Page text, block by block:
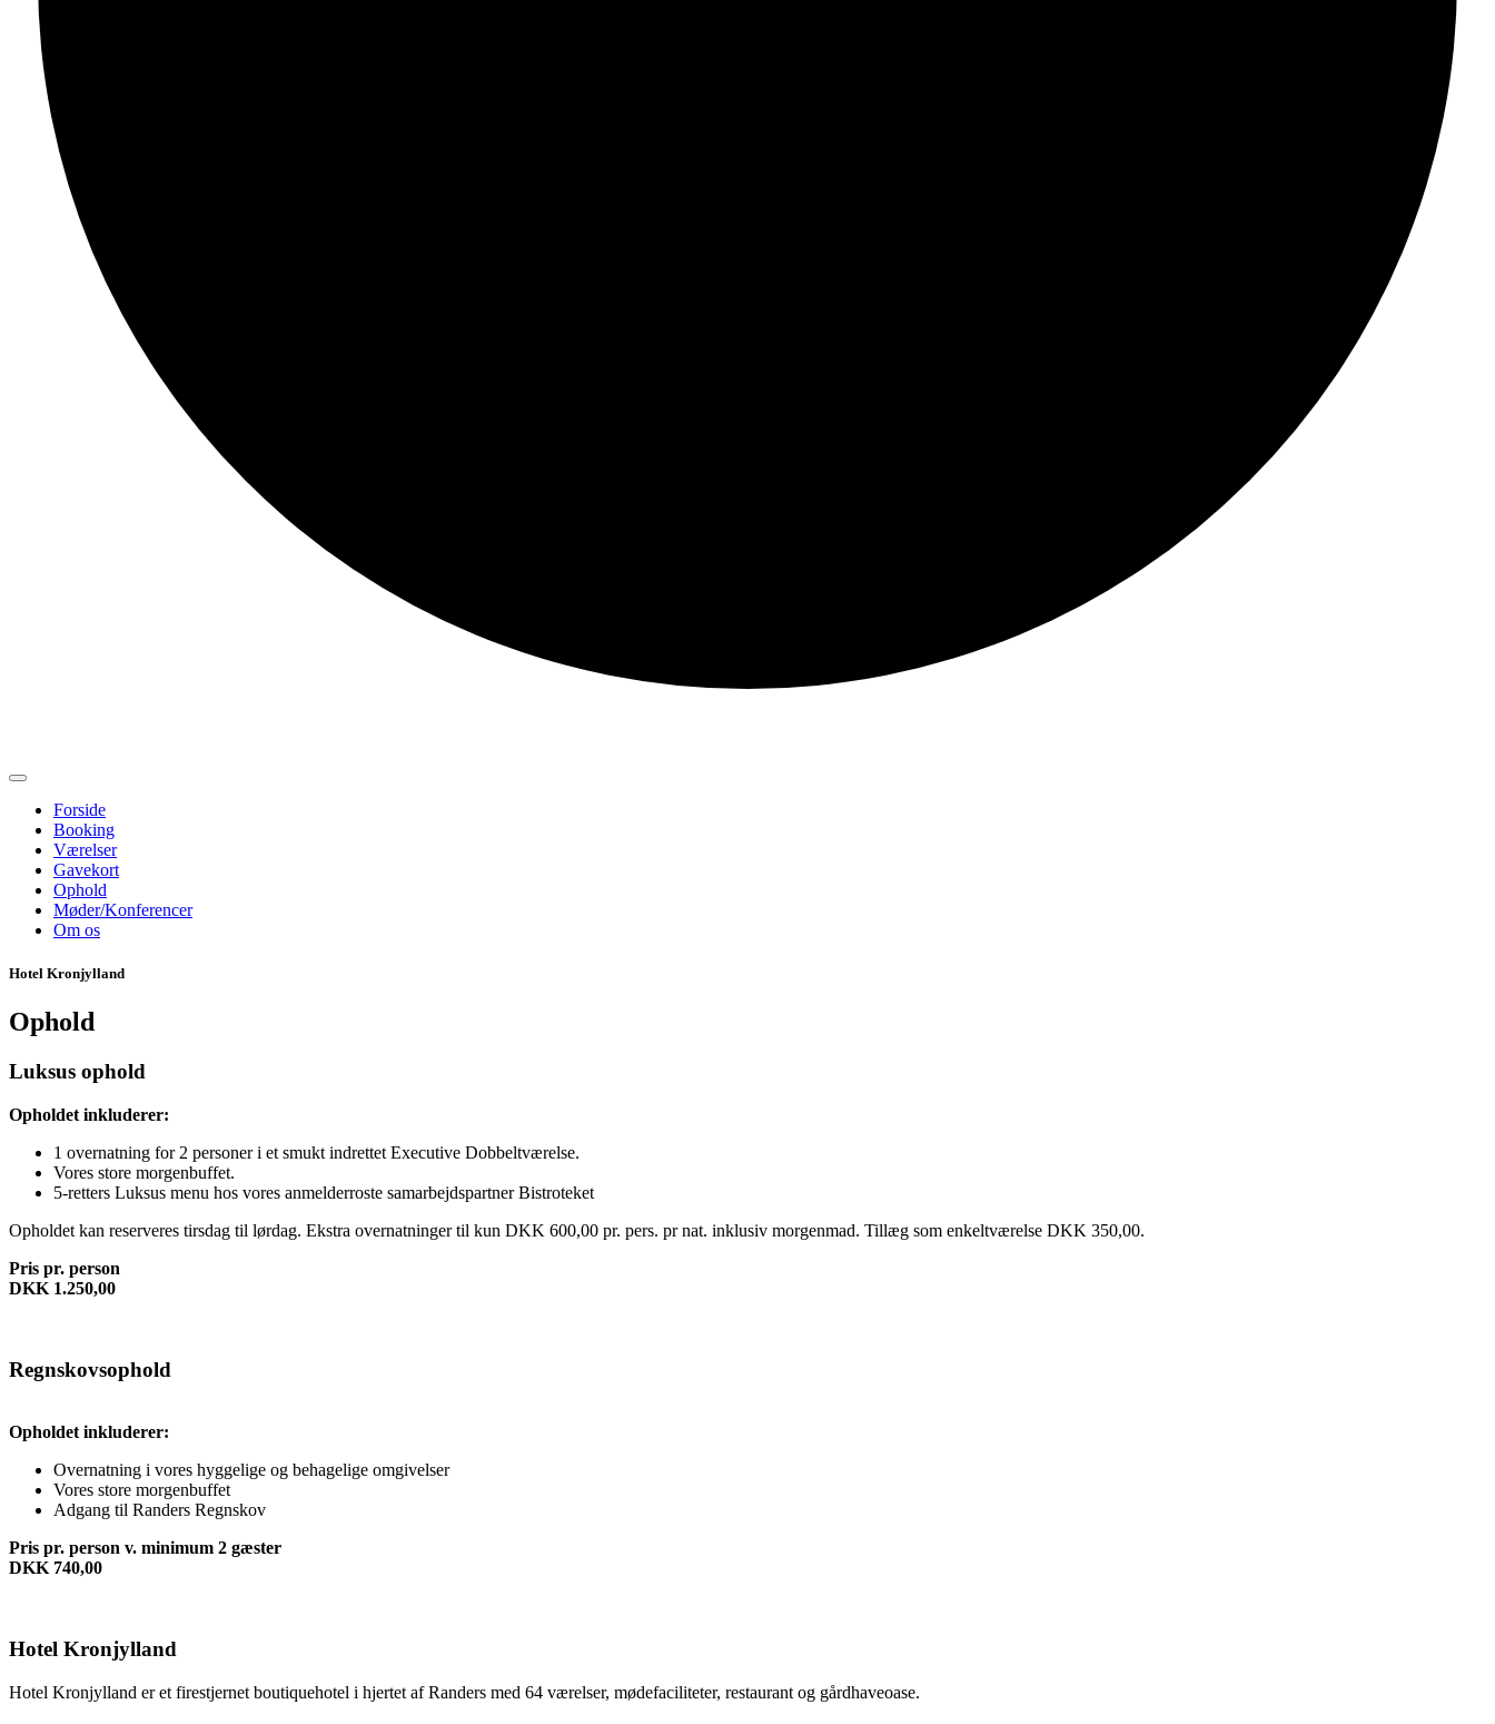
Forside
Booking
Værelser
Gavekort
Ophold
Møder/Konferencer
Om os
Hotel Kronjylland
Ophold
Luksus ophold
Opholdet inkluderer:
1 overnatning for 2 personer i et smukt indrettet Executive Dobbeltværelse.
Vores store morgenbuffet.
5-retters Luksus menu hos vores anmelderroste samarbejdspartner Bistroteket
Opholdet kan reserveres tirsdag til lørdag. Ekstra overnatninger til kun DKK 600,00 pr. pers. pr nat. inklusiv morgenmad. Tillæg som enkeltværelse DKK 350,00.
Pris pr. person
DKK 1.250,00
Regnskovsophold
Opholdet inkluderer:
Overnatning i vores hyggelige og behagelige omgivelser
Vores store morgenbuffet
Adgang til Randers Regnskov
Pris pr. person v. minimum 2 gæster
DKK 740,00
Hotel Kronjylland
Hotel Kronjylland er et firestjernet boutiquehotel i hjertet af Randers med 64 værelser, mødefaciliteter, restaurant og gårdhaveoase.